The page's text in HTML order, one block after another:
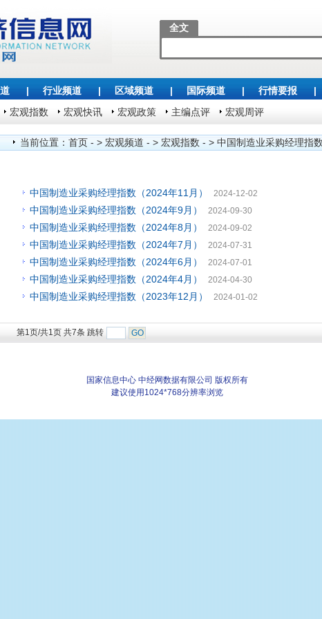
全文
| 行业频道 | 区域频道 | 国际频道 | 行情要报 |
宏观指数 宏观快讯 宏观政策 主编点评 宏观周评
当前位置： 首页 - > 宏观频道 - > 宏观指数 - > 中国制造业采购经理指数
中国制造业采购经理指数（2024年11月） 2024-12-02
中国制造业采购经理指数（2024年9月） 2024-09-30
中国制造业采购经理指数（2024年8月） 2024-09-02
中国制造业采购经理指数（2024年7月） 2024-07-31
中国制造业采购经理指数（2024年6月） 2024-07-01
中国制造业采购经理指数（2024年4月） 2024-04-30
中国制造业采购经理指数（2023年12月） 2024-01-02
第1页/共1页 共7条 跳转
国家信息中心 中经网数据有限公司 版权所有
建议使用1024*768分辨率浏览